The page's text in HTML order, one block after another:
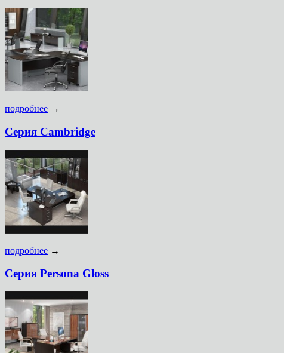
подробнее →
Серия Cambridge
подробнее →
Серия Persona Gloss